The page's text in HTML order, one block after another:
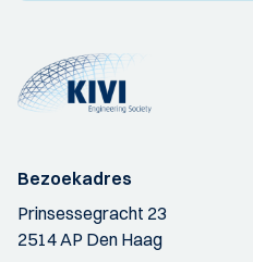
Bezoekadres
Prinsessegracht 23
2514 AP Den Haag